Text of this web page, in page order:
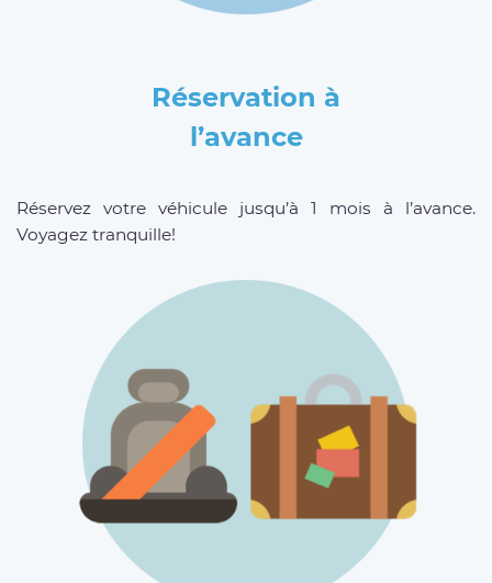
Réservation à
l’avance
Réservez votre véhicule jusqu’à 1 mois à l’avance.
Voyagez tranquille!